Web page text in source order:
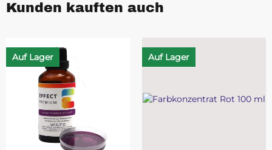
Kunden kauften auch
Auf Lager Auf Lager